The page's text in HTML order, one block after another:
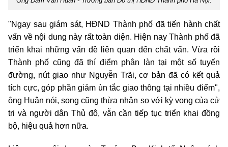
"Ngay sau giám sát, HĐND Thành phố đã tiến hành chất
vấn về nội dung này rất toàn diện. Hiện nay Thành phố đã
triển khai những vấn đề liên quan đến chất vấn. Vừa rồi
Thành phố cũng đã thí điểm phân làn tại một số tuyến
đường, nút giao như Nguyễn Trãi, cơ bản đã có kết quả
tích cực, góp phần giảm ùn tắc giao thông tại nhiều điểm",
ông Huân nói, song cũng thừa nhận so với kỳ vọng của cử
tri và người dân Thủ đô, vẫn cần tiếp tục triển khai đồng
bộ, hiệu quả hơn nữa.